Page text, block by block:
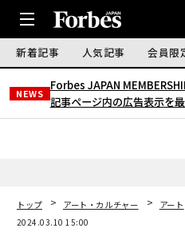
新着記事 人気記事 会員限
NEWS
Forbes JAPAN
記事ページ内の広告表示を
トップ アート・カルチャー アート
2024.03.10 15:00